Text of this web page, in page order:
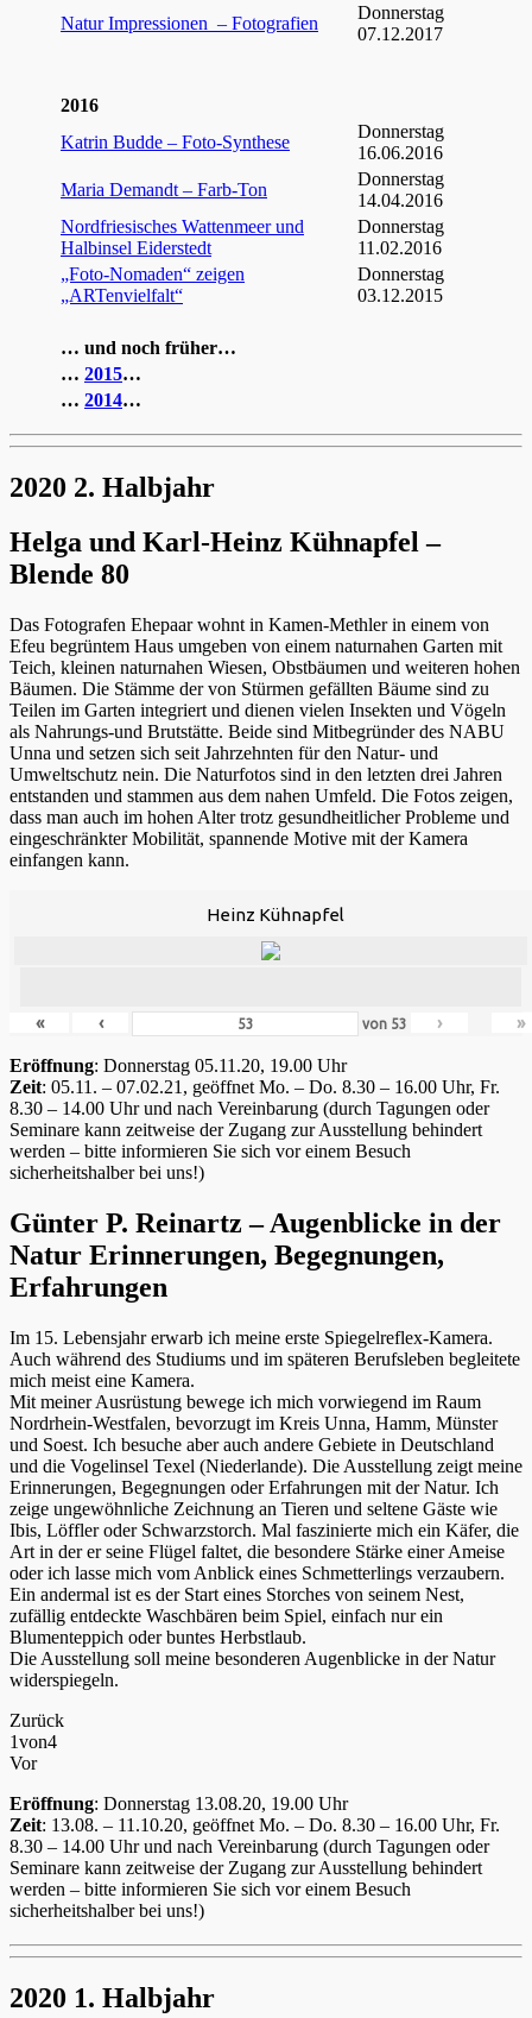
Natur Impressionen – Fotografien
Donnerstag
07.12.2017
2016
Katrin Budde – Foto-Synthese
Donnerstag
16.06.2016
Maria Demandt – Farb-Ton
Donnerstag
14.04.2016
Nordfriesisches Wattenmeer und
Halbinsel Eiderstedt
Donnerstag
11.02.2016
„Foto-Nomaden“ zeigen
„ARTenvielfalt“
Donnerstag
03.12.2015
… und noch früher…
… 2015…
… 2014…
2020 2. Halbjahr
Helga und Karl-Heinz Kühnapfel –
Blende 80
Das Fotografen Ehepaar wohnt in Kamen-Methler in einem von
Efeu begrüntem Haus umgeben von einem naturnahen Garten mit
Teich, kleinen naturnahen Wiesen, Obstbäumen und weiteren hohen
Bäumen. Die Stämme der von Stürmen gefällten Bäume sind zu
Teilen im Garten integriert und dienen vielen Insekten und Vögeln
als Nahrungs-und Brutstätte. Beide sind Mitbegründer des NABU
Unna und setzen sich seit Jahrzehnten für den Natur- und
Umweltschutz nein. Die Naturfotos sind in den letzten drei Jahren
entstanden und stammen aus dem nahen Umfeld. Die Fotos zeigen,
dass man auch im hohen Alter trotz gesundheitlicher Probleme und
eingeschränkter Mobilität, spannende Motive mit der Kamera
einfangen kann.
Heinz Kühnapfel
« ‹ von 53 › »
Eröffnung: Donnerstag 05.11.20, 19.00 Uhr
Zeit: 05.11. – 07.02.21, geöffnet Mo. – Do. 8.30 – 16.00 Uhr, Fr.
8.30 – 14.00 Uhr und nach Vereinbarung (durch Tagungen oder
Seminare kann zeitweise der Zugang zur Ausstellung behindert
werden – bitte informieren Sie sich vor einem Besuch
sicherheitshalber bei uns!)
Günter P. Reinartz – Augenblicke in der
Natur Erinnerungen, Begegnungen,
Erfahrungen
Im 15. Lebensjahr erwarb ich meine erste Spiegelreflex-Kamera.
Auch während des Studiums und im späteren Berufsleben begleitete
mich meist eine Kamera.
Mit meiner Ausrüstung bewege ich mich vorwiegend im Raum
Nordrhein-Westfalen, bevorzugt im Kreis Unna, Hamm, Münster
und Soest. Ich besuche aber auch andere Gebiete in Deutschland
und die Vogelinsel Texel (Niederlande). Die Ausstellung zeigt meine
Erinnerungen, Begegnungen oder Erfahrungen mit der Natur. Ich
zeige ungewöhnliche Zeichnung an Tieren und seltene Gäste wie
Ibis, Löffler oder Schwarzstorch. Mal faszinierte mich ein Käfer, die
Art in der er seine Flügel faltet, die besondere Stärke einer Ameise
oder ich lasse mich vom Anblick eines Schmetterlings verzaubern.
Ein andermal ist es der Start eines Storches von seinem Nest,
zufällig entdeckte Waschbären beim Spiel, einfach nur ein
Blumenteppich oder buntes Herbstlaub.
Die Ausstellung soll meine besonderen Augenblicke in der Natur
widerspiegeln.
Zurück
1von4
Vor
Eröffnung: Donnerstag 13.08.20, 19.00 Uhr
Zeit: 13.08. – 11.10.20, geöffnet Mo. – Do. 8.30 – 16.00 Uhr, Fr.
8.30 – 14.00 Uhr und nach Vereinbarung (durch Tagungen oder
Seminare kann zeitweise der Zugang zur Ausstellung behindert
werden – bitte informieren Sie sich vor einem Besuch
sicherheitshalber bei uns!)
2020 1. Halbjahr